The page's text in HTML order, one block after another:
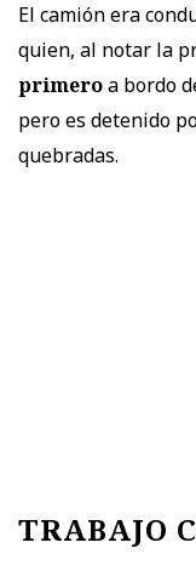
El camión era
quien, al notar la
primeroa bordo
pero es detenido
quebradas.
TRABAJO